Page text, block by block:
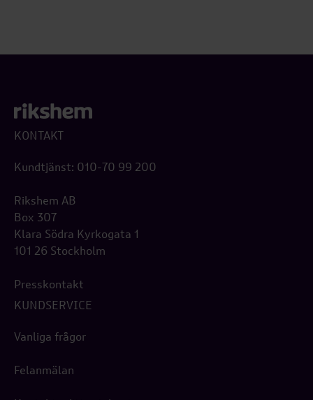
KONTAKT
Kundtjänst: 010-70 99 200
Rikshem AB
Box 307
Klara Södra Kyrkogata 1
101 26 Stockholm
Presskontakt
KUNDSERVICE
Vanliga frågor
Felanmälan